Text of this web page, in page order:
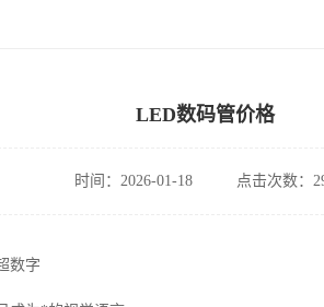
LED数码管价格
时间：2026-01-18 点击次数：
数字